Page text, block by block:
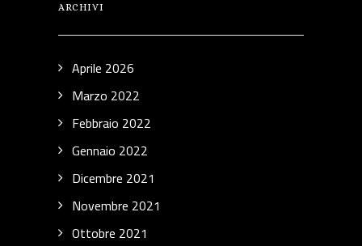
ARCHIVI
Aprile 2026
Marzo 2022
Febbraio 2022
Gennaio 2022
Dicembre 2021
Novembre 2021
Ottobre 2021